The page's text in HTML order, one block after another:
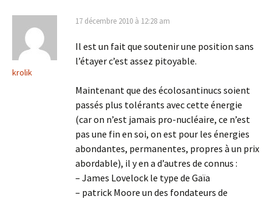
krolik
17 décembre 2010 à 12:28 am
Il est un fait que soutenir une position sans
l’étayer c’est assez pitoyable.
Maintenant que des écolosantinucs soient
passés plus tolérants avec cette énergie
(car on n’est jamais pro-nucléaire, ce n’est
pas une fin en soi, on est pour les énergies
abondantes, permanentes, propres à un prix
abordable), il y en a d’autres de connus :
– James Lovelock le type de Gaïa
– patrick Moore un des fondateurs de